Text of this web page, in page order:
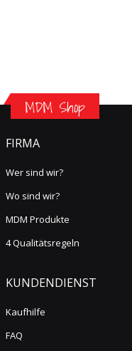
MDM Shop
FIRMA
Wer sind wir?
Wo sind wir?
MDM Produkte
4 Qualitätsregeln
KUNDENDIENST
Kaufhilfe
FAQ